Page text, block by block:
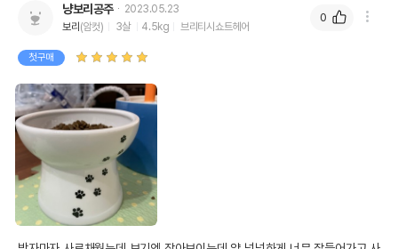
냥보리공주
2023.05.23
보리(암컷) 3살 4.5kg 브리티시쇼트헤어
첫구매
0